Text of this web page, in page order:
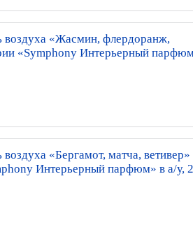
воздуха «Жасмин, флердоранж,
«Symphony Интерьерный
«Бергамот, матча, ветивер»
Интерьерный парфюм» в а/у,